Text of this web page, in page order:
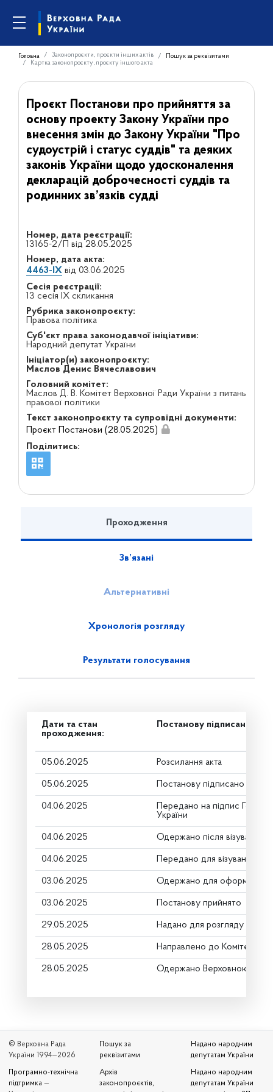
Головна Законопроєкти, проєкти інших актів
Пошук за реквізитами
Картка законопроєкту, проєкту іншого акта
Проєкт Постанови про прийняття за
основу проекту Закону України про
внесення змін до Закону України "Про
судоустрій і статус суддів" та деяких
законів України щодо удосконалення
декларацій доброчесності суддів та
родинних зв’язків судді
Номер, дата реєстрації:
13165-2/П від 28.05.2025
Номер, дата акта:
4463-IXвід 03.06.2025
Сесія реєстрації:
13 сесія IX скликання
Рубрика законопроєкту:
Правова політика
Суб'єкт права законодавчої ініціативи:
Народний депутат України
Ініціатор(и) законопроєкту:
Маслов Денис Вячеславович
Головний комітет:
Маслов Д. В. Комітет Верховної Ради України з питань
правової політики
Текст законопроєкту та супровідні документи:
Проєкт Постанови (28.05.2025)
Поділитись:
Проходження
Зв’язані
Альтернативні
Хронологія розгляду
Результати голосування
Дати та стан
проходження:
Постанову підписано
05.06.2025 Розсилання акта
05.06.2025 Постанову підписано
04.06.2025
Передано на підпис Голові
України
04.06.2025 Одержано після візування
04.06.2025 Передано для візування в
03.06.2025 Одержано для оформлення
03.06.2025 Постанову прийнято
29.05.2025 Надано для розгляду
28.05.2025 Направлено до Комітету
28.05.2025 Одержано Верховною
© Верховна Рада
України 1994—2026
Програмно-технічна
підтримка —
Пошук за
реквізитами
Архів
законопроєктів,
Надано народним
депутатам України
Надано народним
депутатам України